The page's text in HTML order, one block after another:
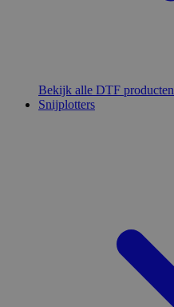
Bekijk alle DTF producten
Snijplotters